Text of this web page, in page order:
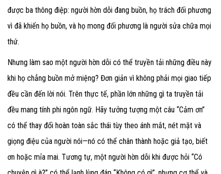
được ba thông điệp: người hờn dỗi đang buồn, họ trách đối phương
vì đã khiến họ buồn, và họ mong đối phương là người sửa chữa mọi
thứ.
Nhưng làm sao một người hờn dỗi có thể truyền tải những điều này
khi họ chẳng buồn mở miệng? Đơn giản vì không phải mọi giao tiếp
đều cần đến lời nói. Trên thực tế, phần lớn những gì ta truyền tải
đều mang tính phi ngôn ngữ. Hãy tưởng tượng một câu “Cảm ơn”
có thể thay đổi hoàn toàn sắc thái tùy theo ánh mắt, nét mặt và
giọng điệu của người nói—nó có thể chân thành hoặc giả tạo, biết
ơn hoặc mỉa mai. Tương tự, một người hờn dỗi khi được hỏi “Có